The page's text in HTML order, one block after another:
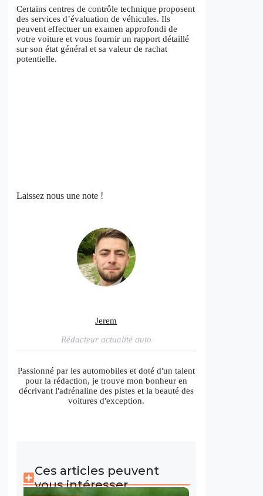
Certains centres de contrôle technique proposent
des services d’évaluation de véhicules. Ils
peuvent effectuer un examen approfondi de
votre voiture et vous fournir un rapport détaillé
sur son état général et sa valeur de rachat
potentielle.
Laissez nous une note !
Jerem
Rédacteur actualité auto
Passionné par les automobiles et doté d'un talent
pour la rédaction, je trouve mon bonheur en
décrivant l'adrénaline des pistes et la beauté des
voitures d'exception.
Ces articles peuvent
vous intéresser